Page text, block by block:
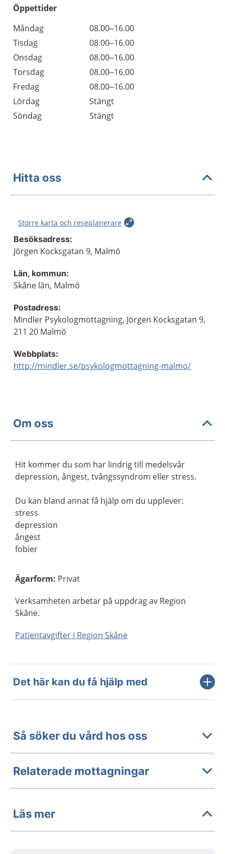
Öppettider
Dag
Öppettider
Kommentarer
Måndag
08.00–16.00
Tisdag
08.00–16.00
Onsdag
08.00–16.00
Torsdag
08.00–16.00
Fredag
08.00–16.00
Lördag
Stängt
Söndag
Stängt
Hitta oss
Större karta och reseplanerare
Besöksadress:
Jörgen Kocksgatan 9, Malmö
Län, kommun:
Skåne län, Malmö
Postadress:
Mindler Psykologmottagning, Jörgen Kocksgatan 9,
211 20 Malmö
Webbplats:
http://mindler.se/psykologmottagning-malmo/
Om oss
Hit kommer du som har lindrig till medelsvår
depression, ångest, tvångssyndrom eller stress.
Du kan bland annat få hjälp om du upplever:
stress
depression
ångest
fobier
Ägarform: Privat
Verksamheten arbetar på uppdrag av Region
Skåne.
Patientavgifter i Region Skåne
Det här kan du få hjälp med
Så söker du vård hos oss
Relaterade mottagningar
Läs mer